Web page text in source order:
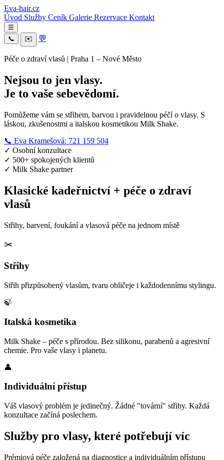
Eva-hair.cz
Úvod Služby Ceník Galerie Rezervace Kontakt
☰
📞
✉️ 💬
Péče o zdraví vlasů | Praha 1 – Nové Město
Nejsou to jen vlasy.
Je to vaše sebevědomí.
Pomůžeme vám se střihem, barvou i pravidelnou péčí o vlasy. S
láskou, zkušenostmi a italskou kosmetikou Milk Shake.
📞 Eva Kramešová: 721 159 504
✓ Osobní konzultace
✓ 500+ spokojených klientů
✓ Milk Shake partner
Klasické kadeřnictví + péče o zdraví
vlasů
Střihy, barvení, foukání a vlasová péče na jednom místě
✂️
Střihy
Střih přizpůsobený vlasům, tvaru obličeje i každodennímu stylingu.
🍃
Italská kosmetika
Milk Shake – péče s přírodou. Bez silikonu, parabenů a agresivní
chemie. Pro vaše vlasy i planetu.
👤
Individuální přístup
Váš vlasový problém je jedinečný. Žádné "tovární" střihy. Každá
konzultace začíná poslechem.
Služby pro vlasy, které potřebují víc
Prémiová péče založená na diagnostice a individuálním přístupu